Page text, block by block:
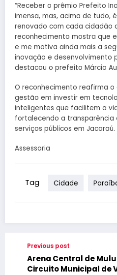
“Receber o prêmio Prefeito
imensa, mas, acima de tudo,
renovado com cada cidadão
reconhecimento mostra que
e me motiva ainda mais a
inovação e desenvolvimento
destacou o prefeito Márcio
O reconhecimento reafirma
gestão em investir em
inteligentes que facilitem a
fortalecendo a transparência
serviços públicos em Jacaraú.
Assessoria
Tag Cidade
Previous post
Arena Central de
Circuito Municipal de